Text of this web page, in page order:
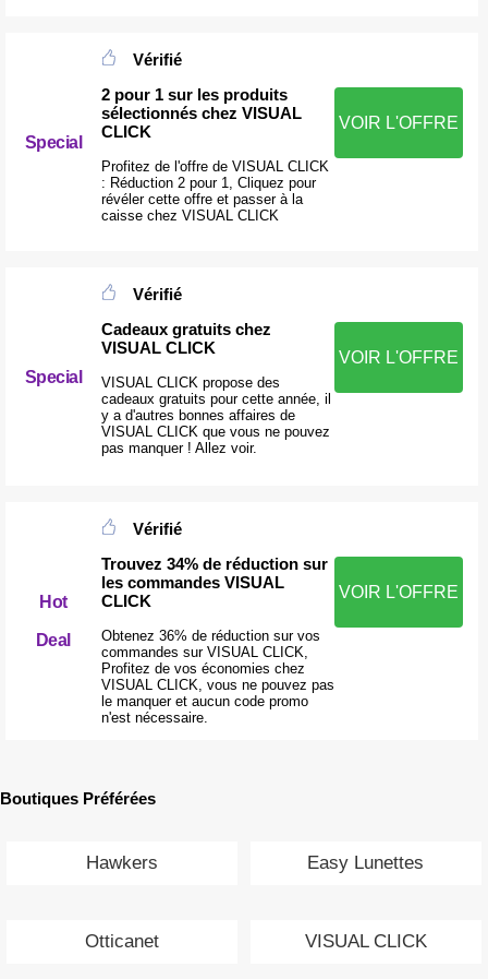
Special
Vérifié
2 pour 1 sur les produits
sélectionnés chez VISUAL
CLICK
Profitez de l'offre de VISUAL CLICK
: Réduction 2 pour 1, Cliquez pour
révéler cette offre et passer à la
caisse chez VISUAL CLICK
VOIR L'OFFRE
Special
Vérifié
Cadeaux gratuits chez
VISUAL CLICK
VISUAL CLICK propose des
cadeaux gratuits pour cette année, il
y a d'autres bonnes affaires de
VISUAL CLICK que vous ne pouvez
pas manquer ! Allez voir.
VOIR L'OFFRE
Hot
Deal
Vérifié
Trouvez 34% de réduction sur
les commandes VISUAL
CLICK
Obtenez 36% de réduction sur vos
commandes sur VISUAL CLICK,
Profitez de vos économies chez
VISUAL CLICK, vous ne pouvez pas
le manquer et aucun code promo
n'est nécessaire.
VOIR L'OFFRE
Boutiques Préférées
Hawkers Easy Lunettes
Otticanet VISUAL CLICK